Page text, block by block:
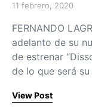
Posted on
11 febrero, 2020
FERNANDO
adelanto de su
de estrenar
de lo que será
View Post